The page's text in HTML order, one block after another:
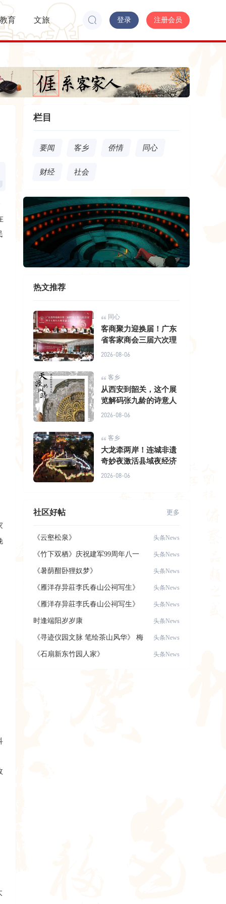
教育 文旅 登录 注册会员
栏目
要闻 客乡 侨情 同心
财经 社会
热文推荐
同心
客商聚力迎换届！广东
省客家商会三届六次理
2026-08-06
客乡
从西安到韶关，这个展
览解码张九龄的诗意人
2026-08-06
客乡
大龙牵两岸！连城非遗
奇妙夜激活县域夜经济
2026-08-06
社区好帖 更多
头条News
《云壑松泉》
头条News
《竹下双栖》庆祝建军99周年八一
建军节，致
头条News
《暑荫酣卧狸奴梦》
头条News
《雁洋存异莊李氏春山公祠写生》
头条News
《雁洋存异莊李氏春山公祠写生》
头条News
时逢端阳岁岁康
头条News
《寻迹仪园文脉 笔绘茶山风华》 梅
县区美术
头条News
《石扇新东竹园人家》